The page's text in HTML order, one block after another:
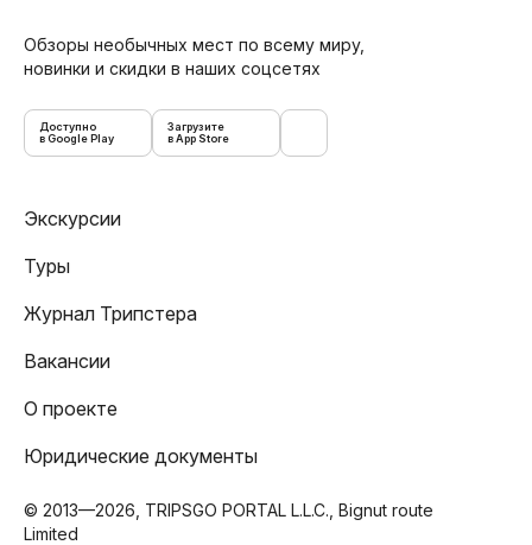
Обзоры необычных мест по всему миру,
новинки и скидки в наших соцсетях
Доступно
в Google Play
Загрузите
в App Store
Экскурсии
Туры
Журнал Трипстера
Вакансии
О проекте
Юридические документы
© 2013—2026, TRIPSGO PORTAL L.L.C., Bignut route
Limited